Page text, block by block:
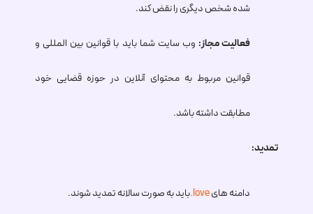
شده شخص دیگری را نقض کند.
فعالیت مجاز: وب سایت شما باید با قوانین بین المللی و
قوانین مربوط به محتوای آنلاین در حوزه قضایی خود
مطابقت داشته باشد.
تمدید:
دامنه های.loveباید به صورت سالانه تمدید شوند.